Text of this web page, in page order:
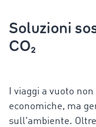
Soluzioni
CO₂
I viaggi a vuoto
economiche, ma
sull'ambiente.